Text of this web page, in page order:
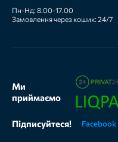
Пн-Нд: 8.00-17.00
Замовлення через кошик: 24/7
Ми
приймаємо
Підписуйтеся! Facebook